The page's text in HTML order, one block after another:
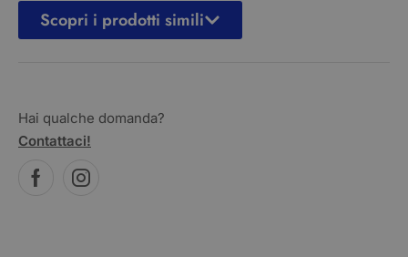
Scopri i prodotti simili
Hai qualche domanda?
Contattaci!